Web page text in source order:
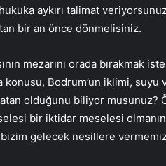
aykırı talimat
bir an önce dönmelisiniz.
mezarını orada bırakmak
Bodrum’un iklimi, suyu
olduğunu biliyor musunuz?
bir iktidar meselesi
gelecek nesillere